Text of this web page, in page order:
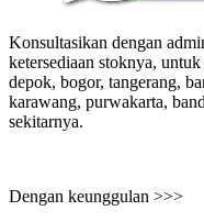
Konsultasikan dengan
ketersediaan stoknya,
depok, bogor, tangerang,
karawang, purwakarta,
sekitarnya.
Dengan keunggulan >>>